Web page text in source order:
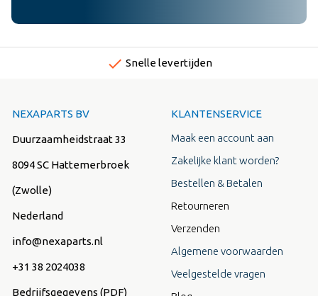
done Snelle levertijden
NEXAPARTS BV
Duurzaamheidstraat 33
8094 SC Hattemerbroek
(Zwolle)
Nederland
info@nexaparts.nl
+31 38 2024038
Bedrijfsgegevens (PDF)
KLANTENSERVICE
Maak een account aan
Zakelijke klant worden?
Bestellen & Betalen
Retourneren
Verzenden
Algemene voorwaarden
Veelgestelde vragen